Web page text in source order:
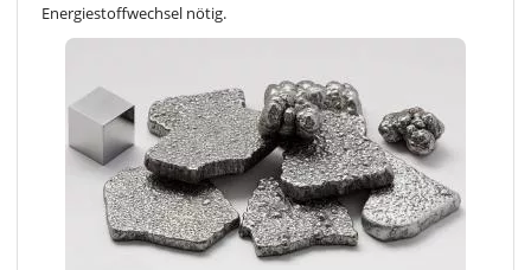
Energiestoffwechsel nötig.